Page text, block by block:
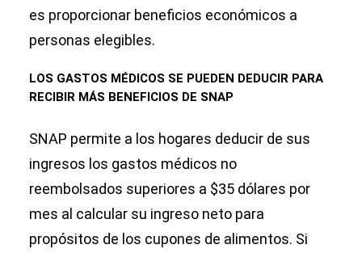
es proporcionar beneficios económicos a
personas elegibles.
LOS GASTOS MÉDICOS SE PUEDEN DEDUCIR PARA
RECIBIR MÁS BENEFICIOS DE SNAP
SNAP permite a los hogares deducir de sus
ingresos los gastos médicos no
reembolsados superiores a $35 dólares por
mes al calcular su ingreso neto para
propósitos de los cupones de alimentos. Si